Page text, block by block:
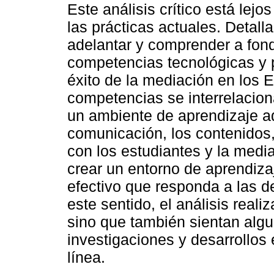
Este análisis crítico está
las prácticas actuales.
adelantar y comprender a
competencias tecnológicas
éxito de la mediación en los
competencias se
un ambiente de aprendizaje
comunicación, los
con los estudiantes y la
crear un entorno de
efectivo que responda a las
este sentido, el análisis
sino que también sientan
investigaciones y
línea.